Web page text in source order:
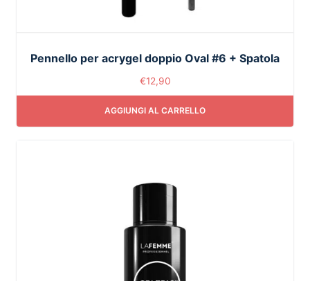
Pennello per acrygel doppio Oval #6 + Spatola
€12,90
AGGIUNGI AL CARRELLO